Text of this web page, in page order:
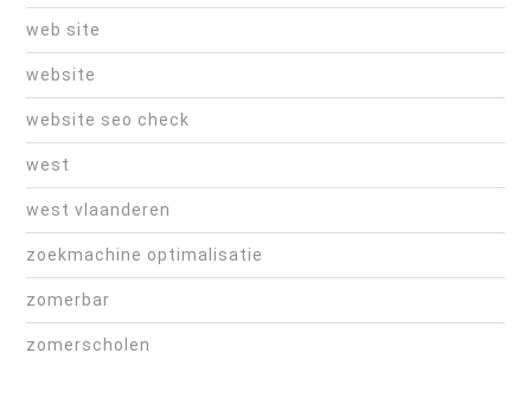
web site
website
website seo check
west
west vlaanderen
zoekmachine optimalisatie
zomerbar
zomerscholen